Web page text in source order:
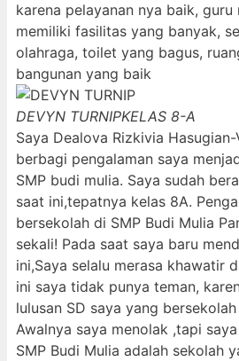
karena pelayanan nya baik, guru
memiliki fasilitas yang banyak,
olahraga, toilet yang bagus,
bangunan yang baik
DEVYN TURNIPKELAS 8-A
Saya Dealova Rizkivia
berbagi pengalaman saya
SMP budi mulia. Saya sudah
saat ini,tepatnya kelas 8A.
bersekolah di SMP Budi Mulia
sekali! Pada saat saya baru
ini,Saya selalu merasa khawatir
ini saya tidak punya teman,
lulusan SD saya yang
Awalnya saya menolak ,tapi
SMP Budi Mulia adalah sekolah